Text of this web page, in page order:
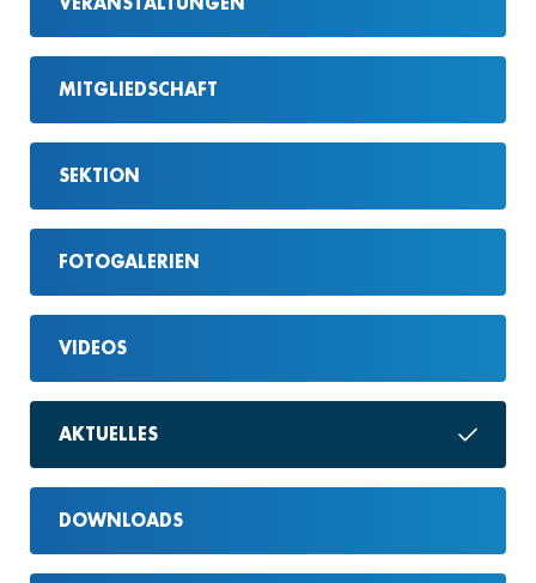
MITGLIEDSCHAFT
SEKTION
FOTOGALERIEN
VIDEOS
AKTUELLES
DOWNLOADS